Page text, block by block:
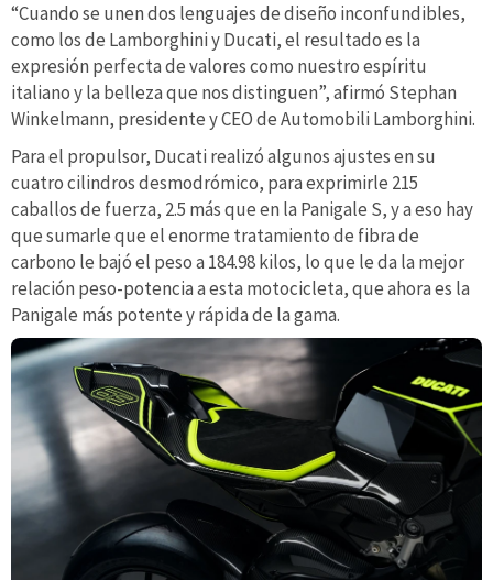
“Cuando se unen dos lenguajes de diseño inconfundibles,
como los de Lamborghini y Ducati, el resultado es la
expresión perfecta de valores como nuestro espíritu
italiano y la belleza que nos distinguen”, afirmó Stephan
Winkelmann, presidente y CEO de Automobili Lamborghini.
Para el propulsor, Ducati realizó algunos ajustes en su
cuatro cilindros desmodrómico, para exprimirle 215
caballos de fuerza, 2.5 más que en la Panigale S, y a eso hay
que sumarle que el enorme tratamiento de fibra de
carbono le bajó el peso a 184.98 kilos, lo que le da la mejor
relación peso-potencia a esta motocicleta, que ahora es la
Panigale más potente y rápida de la gama.